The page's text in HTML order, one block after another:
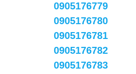
0905176779
0905176780
0905176781
0905176782
0905176783